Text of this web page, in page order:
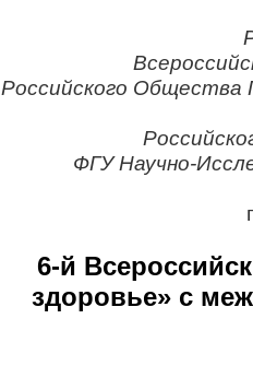
Российского Общества
ФГУ Научно-
6-й
здоровье» с